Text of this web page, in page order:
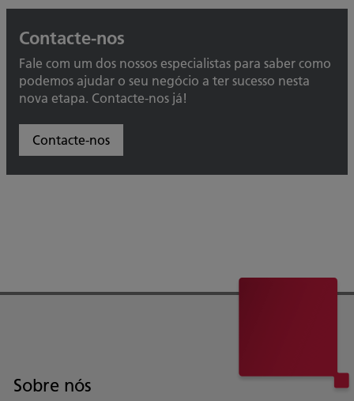
Contacte-nos
Fale com um dos nossos especialistas para saber como
podemos ajudar o seu negócio a ter sucesso nesta
nova etapa. Contacte-nos já!
Contacte-nos
Sobre nós